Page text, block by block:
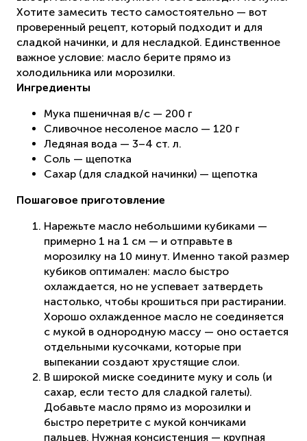
Хотите замесить тесто самостоятельно — вот
проверенный рецепт, который подходит и для
сладкой начинки, и для несладкой. Единственное
важное условие: масло берите прямо из
холодильника или морозилки.
Ингредиенты
Мука пшеничная в/с — 200 г
Сливочное несоленое масло — 120 г
Ледяная вода — 3–4 ст. л.
Соль — щепотка
Сахар (для сладкой начинки) — щепотка
Пошаговое приготовление
Нарежьте масло небольшими кубиками —
примерно 1 на 1 см — и отправьте в
морозилку на 10 минут. Именно такой размер
кубиков оптимален: масло быстро
охлаждается, но не успевает затвердеть
настолько, чтобы крошиться при растирании.
Хорошо охлажденное масло не соединяется
с мукой в однородную массу — оно остается
отдельными кусочками, которые при
выпекании создают хрустящие слои.
В широкой миске соедините муку и соль (и
сахар, если тесто для сладкой галеты).
Добавьте масло прямо из морозилки и
быстро перетрите с мукой кончиками
пальцев. Нужная консистенция — крупная